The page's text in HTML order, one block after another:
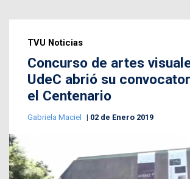
TVU Noticias
Concurso de artes
UdeC abrió su
el Centenario
Gabriela Maciel 02 de Enero 2019